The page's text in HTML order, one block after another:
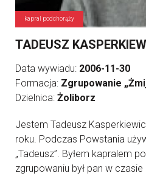
kapral podchorąży
TADEUSZ
Data wywiadu: 2006-11-30
Formacja: Zgrupowanie
Dzielnica: Żoliborz
Jestem Tadeusz
roku. Podczas Powstania
„Tadeusz”. Byłem kapralem
zgrupowaniu był pan w